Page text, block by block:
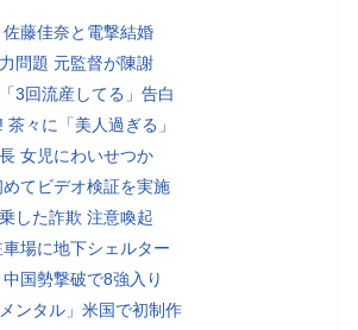
藤佳奈と電撃結婚
問題 元監督が陳謝
3回流産してる」告白
茶々に「美人過ぎる」
女児にわいせつか
てビデオ検証を実施
した詐欺 注意喚起
場に地下シェルター
国勢撃破で8強入り
メンタル」米国で初制作